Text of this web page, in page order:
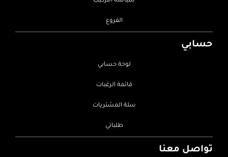
الفروع
حسابي
لوحة حسابي
قائمة الرغبات
سلة المشتريات
طلباتي
تواصل معنا